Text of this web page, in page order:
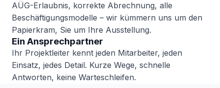
AÜG-Erlaubnis, korrekte Abrechnung, alle
Beschäftigungsmodelle – wir kümmern uns um den
Papierkram, Sie um Ihre Ausstellung.
Ein Ansprechpartner
Ihr Projektleiter kennt jeden Mitarbeiter, jeden
Einsatz, jedes Detail. Kurze Wege, schnelle
Antworten, keine Warteschleifen.